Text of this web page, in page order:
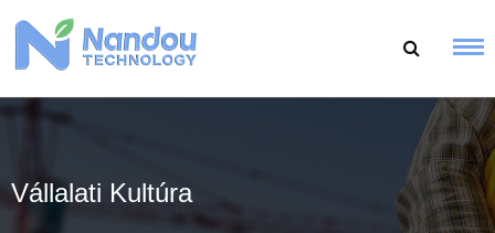
tartalomhoz
Vállalati Kultúra